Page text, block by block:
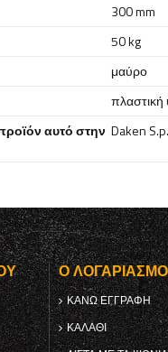
300 mm
50 kg
μαύρο
πλαστική
αυτό στην Daken
Ο
ΚΑΝΩ ΕΓΓΡΑΦΗ
ΚΑΛΆΘΙ